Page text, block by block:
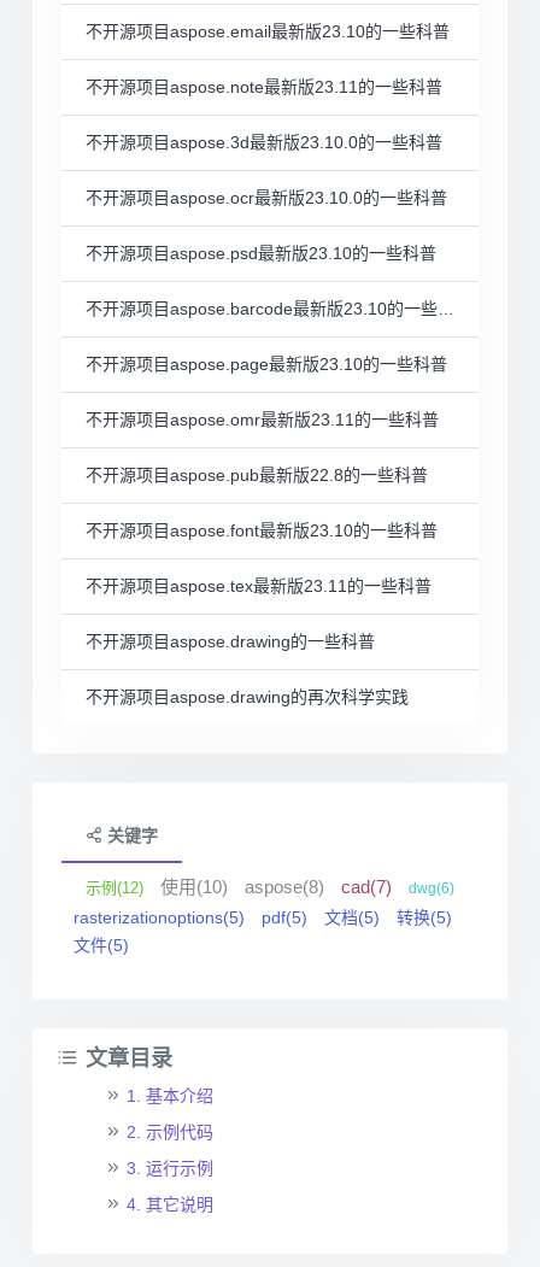
不开源项目aspose.email最新版23.10的一些科普
不开源项目aspose.note最新版23.11的一些科普
不开源项目aspose.3d最新版23.10.0的一些科普
不开源项目aspose.ocr最新版23.10.0的一些科普
不开源项目aspose.psd最新版23.10的一些科普
不开源项目aspose.page最新版23.10的一些科普
不开源项目aspose.omr最新版23.11的一些科普
不开源项目aspose.pub最新版22.8的一些科普
不开源项目aspose.font最新版23.10的一些科普
不开源项目aspose.tex最新版23.11的一些科普
不开源项目aspose.drawing的一些科普
不开源项目aspose.drawing的再次科学实践
关键字
示例(12) 使用(10) aspose(8) cad(7) dwg(6)
rasterizationoptions(5) pdf(5) 文档(5)
转换(5)
文件(5)
文章目录
1. 基本介绍
2. 示例代码
3. 运行示例
4. 其它说明